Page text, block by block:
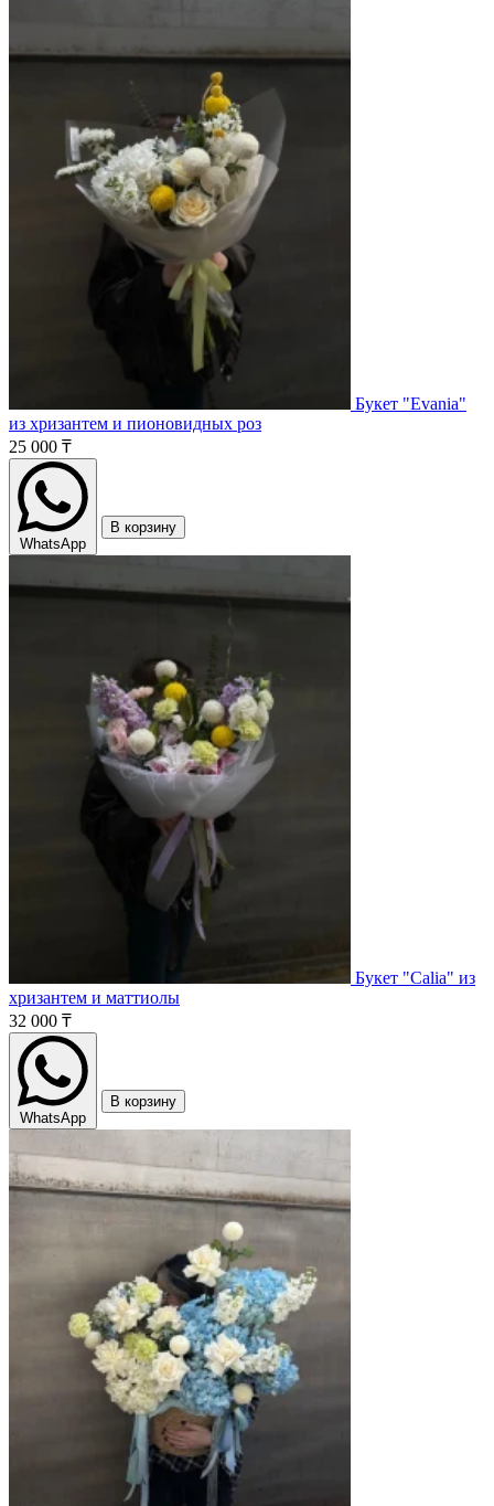
Букет "Evania"
из хризантем и пионовидных роз
25 000 ₸
WhatsApp
В корзину
Букет "Calia" из
хризантем и маттиолы
32 000 ₸
WhatsApp
В корзину